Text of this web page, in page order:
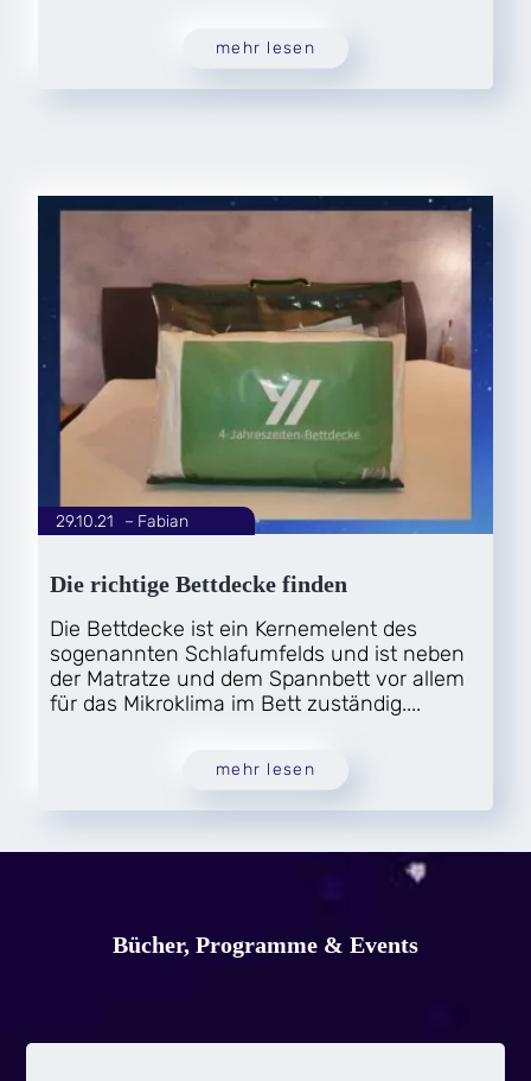
mehr lesen
Die richtige Bettdecke finden
Fabian
29.10.21
Die Bettdecke ist ein Kernemelent des
sogenannten Schlafumfelds und ist neben
der Matratze und dem Spannbett vor allem
für das Mikroklima im Bett zuständig....
mehr lesen
Bücher, Programme & Events